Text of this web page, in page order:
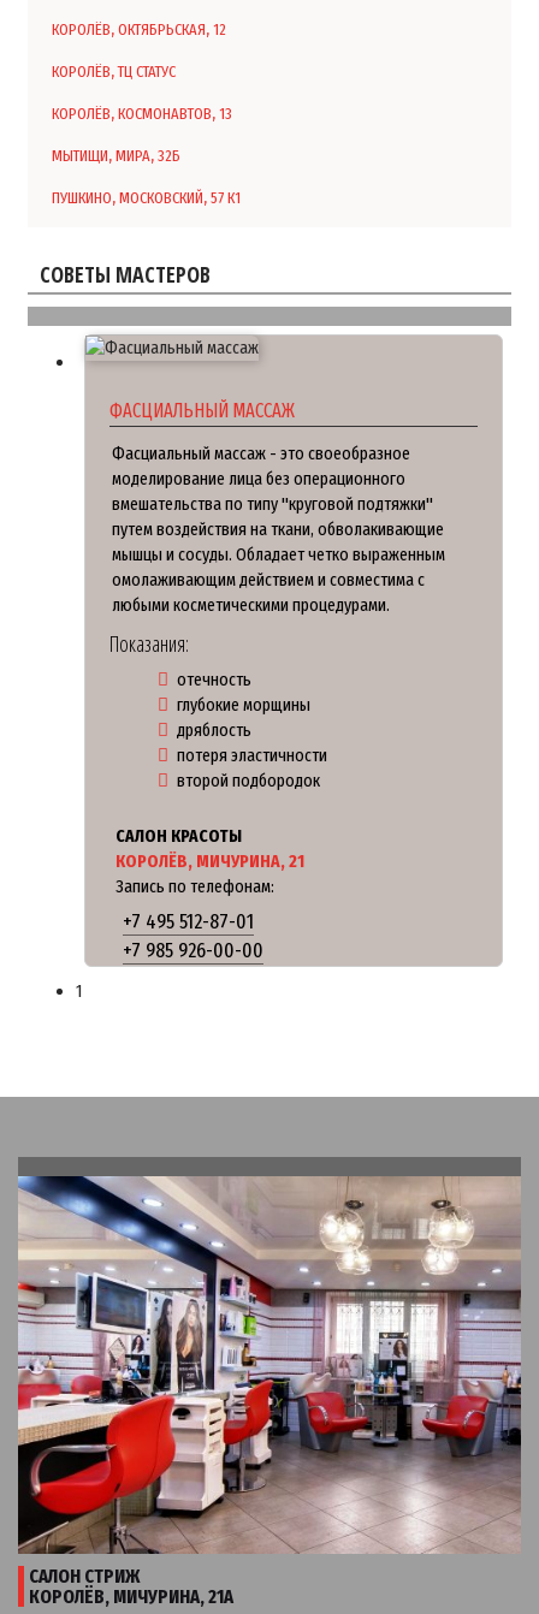
КОРОЛЁВ, ОКТЯБРЬСКАЯ, 12
КОРОЛЁВ, ТЦ СТАТУС
КОРОЛЁВ, КОСМОНАВТОВ, 13
МЫТИЩИ, МИРА, 32Б
ПУШКИНО, МОСКОВСКИЙ, 57 К1
СОВЕТЫ МАСТЕРОВ
ФАСЦИАЛЬНЫЙ МАССАЖ
Фасциальный массаж - это своеобразное
моделирование лица без операционного
вмешательства по типу "круговой подтяжки"
путем воздействия на ткани, обволакивающие
мышцы и сосуды. Обладает четко выраженным
омолаживающим действием и совместима с
любыми косметическими процедурами.
Показания:
отечность
глубокие морщины
дряблость
потеря эластичности
второй подбородок
САЛОН КРАСОТЫ
КОРОЛЁВ, МИЧУРИНА, 21
Запись по телефонам:
+7 495 512-87-01
+7 985 926-00-00
1
САЛОН СТРИЖ
КОРОЛЁВ, МИЧУРИНА, 21А